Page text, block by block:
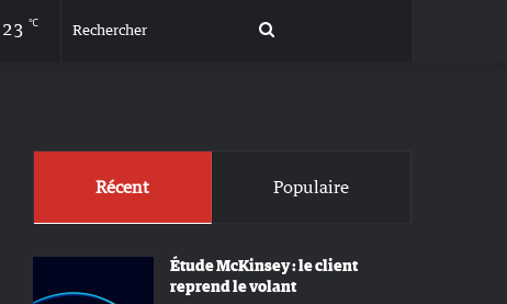
Rechercher
23 ℃
Récent Populaire
Étude McKinsey : le client
reprend le volant